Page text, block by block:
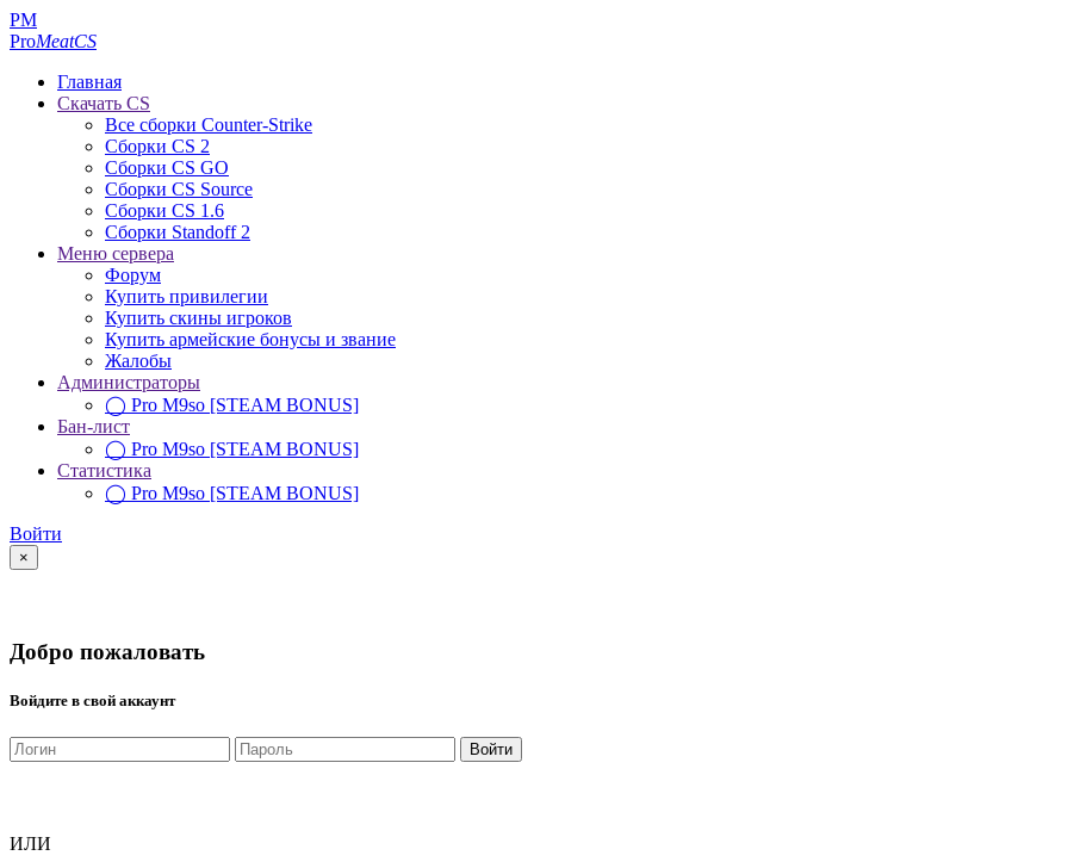
PM
ProMeatCS
Главная
Скачать CS
Все сборки Counter-Strike
Сборки CS 2
Сборки CS GO
Сборки CS Source
Сборки CS 1.6
Сборки Standoff 2
Меню сервера
Форум
Купить привилегии
Купить скины игроков
Купить армейские бонусы и звание
Жалобы
Администраторы
◯ Pro M9so [STEAM BONUS]
Бан-лист
◯ Pro M9so [STEAM BONUS]
Статистика
◯ Pro M9so [STEAM BONUS]
Войти
×
Добро пожаловать
Войдите в свой аккаунт
Войти
ИЛИ